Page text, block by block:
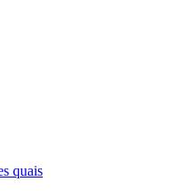
quais